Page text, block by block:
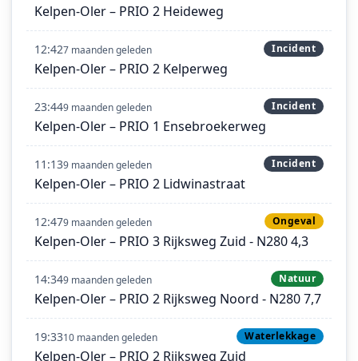
Kelpen-Oler – PRIO 2 Heideweg
12:427 maanden geleden Incident
Kelpen-Oler – PRIO 2 Kelperweg
23:449 maanden geleden Incident
Kelpen-Oler – PRIO 1 Ensebroekerweg
11:139 maanden geleden Incident
Kelpen-Oler – PRIO 2 Lidwinastraat
12:479 maanden geleden Ongeval
Kelpen-Oler – PRIO 3 Rijksweg Zuid - N280 4,3
14:349 maanden geleden Natuur
Kelpen-Oler – PRIO 2 Rijksweg Noord - N280 7,7
19:3310 maanden geleden Waterlekkage
Kelpen-Oler – PRIO 2 Rijksweg Zuid